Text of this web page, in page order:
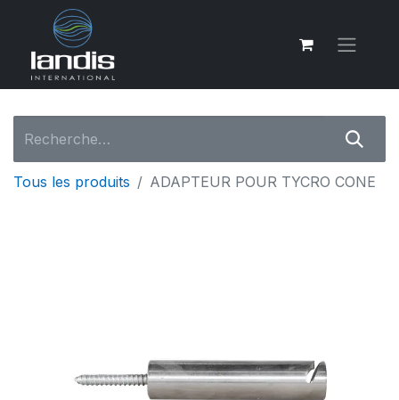
Tous les produits ADAPTEUR POUR TYCRO CONE